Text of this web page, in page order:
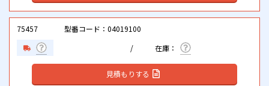
75457 型番コード：04019100
見積もりする